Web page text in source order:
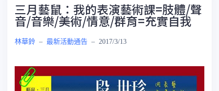
三月藝鼠：我的表演藝術課=肢體/聲
音/音樂/美術/情意/群育=充實自我
林華鈴 – 最新活動通告 – 2017/3/13